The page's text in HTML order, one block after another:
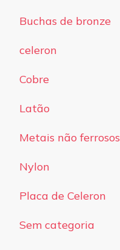
Buchas de bronze
celeron
Cobre
Latão
Metais não ferrosos
Nylon
Placa de Celeron
Sem categoria